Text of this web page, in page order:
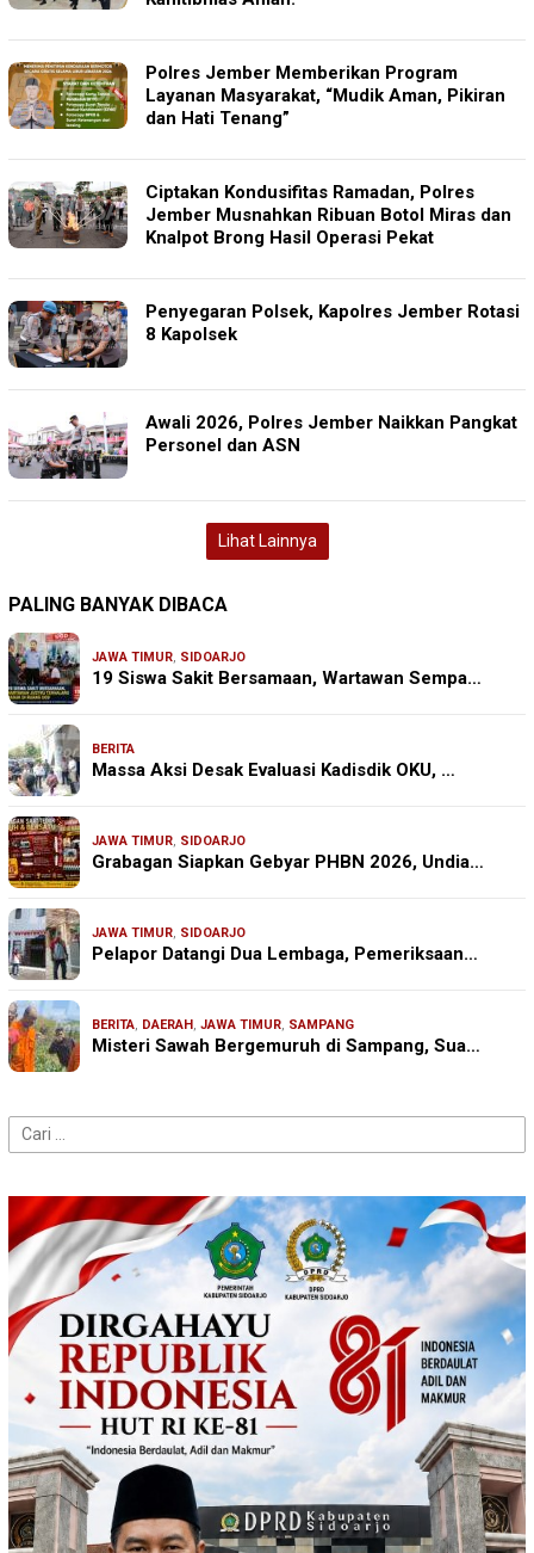
Polres Jember Memberikan Program
Layanan Masyarakat, “Mudik Aman, Pikiran
dan Hati Tenang”
Ciptakan Kondusifitas Ramadan, Polres
Jember Musnahkan Ribuan Botol Miras dan
Knalpot Brong Hasil Operasi Pekat
Penyegaran Polsek, Kapolres Jember Rotasi
8 Kapolsek
Awali 2026, Polres Jember Naikkan Pangkat
Personel dan ASN
Lihat Lainnya
PALING BANYAK DIBACA
JAWA TIMUR, SIDOARJO
19 Siswa Sakit Bersamaan, Wartawan Sempa…
BERITA
Massa Aksi Desak Evaluasi Kadisdik OKU, …
JAWA TIMUR, SIDOARJO
Grabagan Siapkan Gebyar PHBN 2026, Undia…
JAWA TIMUR, SIDOARJO
Pelapor Datangi Dua Lembaga, Pemeriksaan…
BERITA, DAERAH, JAWA TIMUR, SAMPANG
Misteri Sawah Bergemuruh di Sampang, Sua…
Cari
untuk: